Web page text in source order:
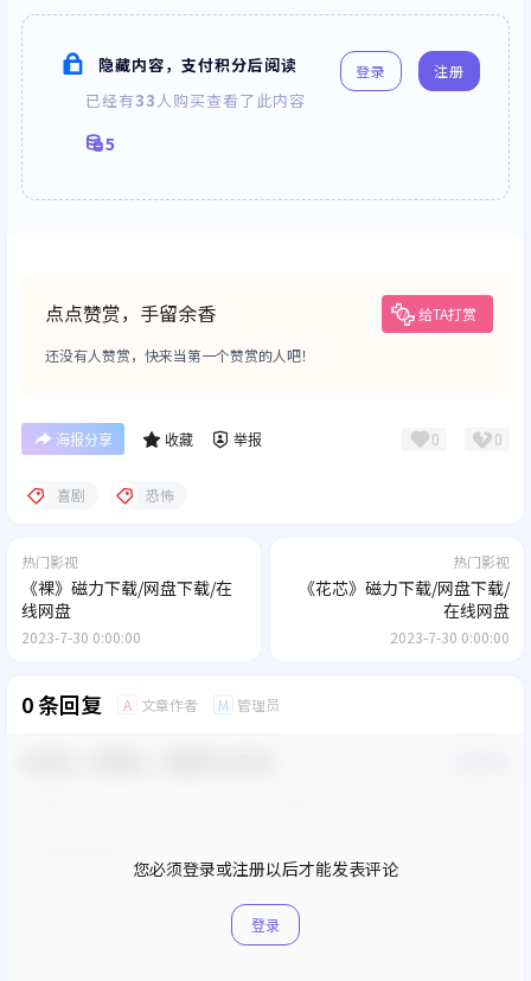
隐藏内容，支付积分后阅读
已经有33人购买查看了此内容
5
登录 注册
点点赞赏，手留余香 给TA打赏
还没有人赞赏，快来当第一个赞赏的人吧！
海报分享 收藏 举报 0 0
喜剧 恐怖
热门影视
《裸》磁力下载/网盘下载/在
线网盘
2023-7-30 0:00:00
热门影视
《花芯》磁力下载/网盘下载/
在线网盘
2023-7-30 0:00:00
0 条回复 A 文章作者 M 管理员
您必须登录或注册以后才能发表评论
登录